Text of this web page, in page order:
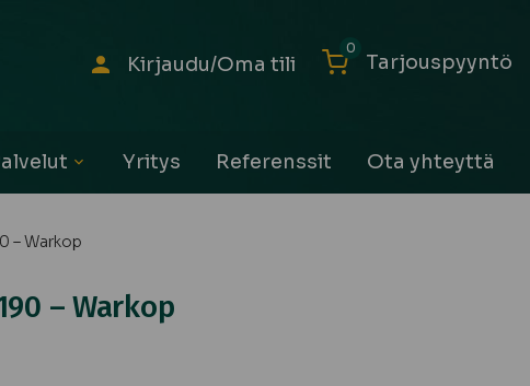
Kirjaudu/Oma tili Tarjouspyyntö
0
Yritys Referenssit Ota yhteyttä
– Warkop
– Warkop